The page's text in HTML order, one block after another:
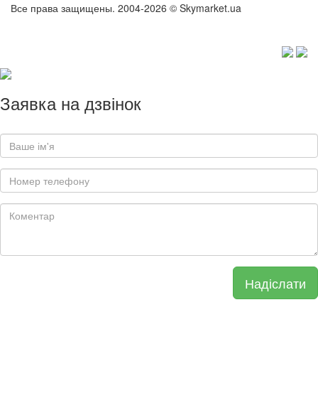
Все права защищены. 2004-2026 © Skymarket.ua
Заявка на дзвінок
Надіслати